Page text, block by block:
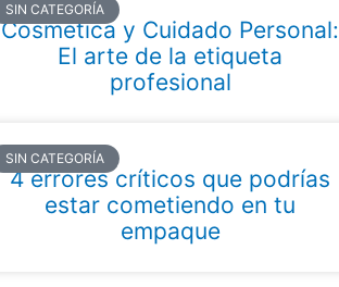
SIN CATEGORÍA
Cosmética y Cuidado Personal:
El arte de la etiqueta
profesional
SIN CATEGORÍA
4 errores críticos que podrías
estar cometiendo en tu
empaque